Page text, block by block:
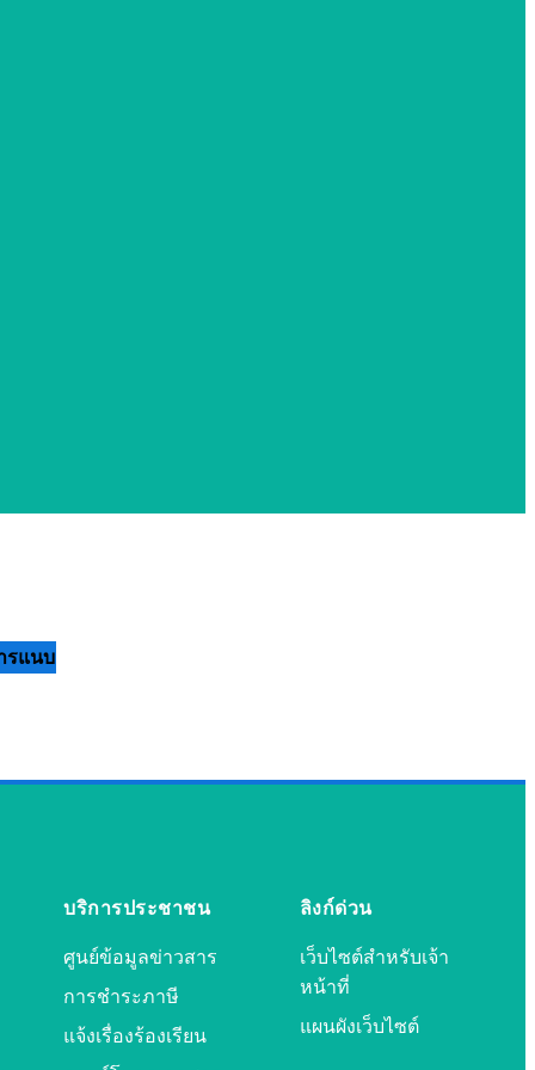
รแนบ
บริการประชาชน
ศูนย์ข้อมูลข่าวสาร
การชำระภาษี
แจ้งเรื่องร้องเรียน
ลิงก์ด่วน
เว็บไซต์สำหรับเจ้า
หน้าที่
แผนผังเว็บไซต์